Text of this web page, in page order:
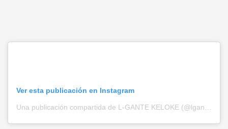
Ver esta publicación en Instagram